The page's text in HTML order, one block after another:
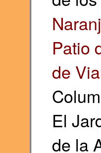
Patio
de
El
de la